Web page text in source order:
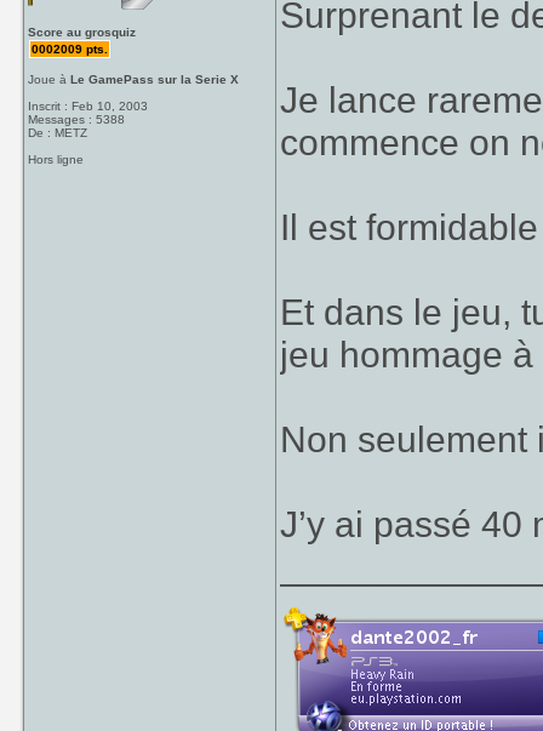
Score au grosquiz
0002009 pts.
Joue àLe GamePass sur la Serie X
Inscrit : Feb 10, 2003
Messages : 5388
De : METZ
Hors ligne
Surprenant le
Je lance
commence on
Il est
Et dans le jeu,
jeu hommage
Non seulement
J’y ai passé 40